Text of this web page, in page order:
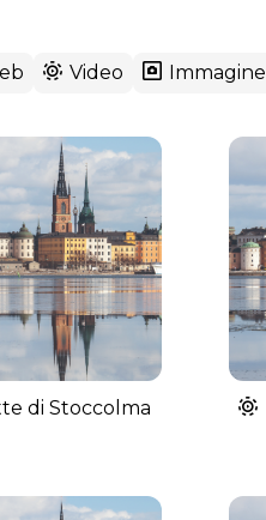
Video Immagine
di Stoccolma